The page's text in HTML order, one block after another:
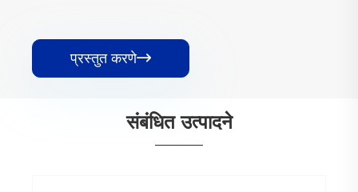
प्रस्तुत करणे
संबंधित उत्पादने